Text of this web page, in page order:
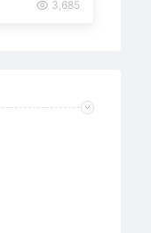
3,685